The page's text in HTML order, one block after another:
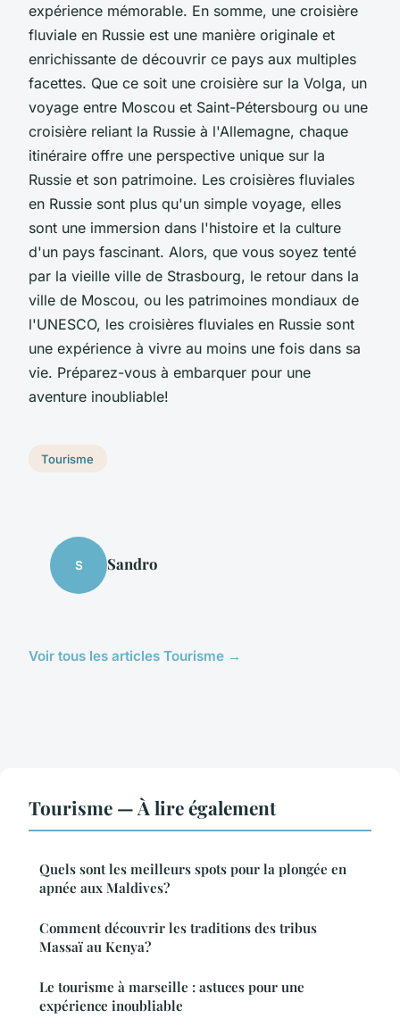
expérience mémorable. En somme, une croisière
fluviale en Russie est une manière originale et
enrichissante de découvrir ce pays aux multiples
facettes. Que ce soit une croisière sur la Volga, un
voyage entre Moscou et Saint-Pétersbourg ou une
croisière reliant la Russie à l'Allemagne, chaque
itinéraire offre une perspective unique sur la
Russie et son patrimoine. Les croisières fluviales
en Russie sont plus qu'un simple voyage, elles
sont une immersion dans l'histoire et la culture
d'un pays fascinant. Alors, que vous soyez tenté
par la vieille ville de Strasbourg, le retour dans la
ville de Moscou, ou les patrimoines mondiaux de
l'UNESCO, les croisières fluviales en Russie sont
une expérience à vivre au moins une fois dans sa
vie. Préparez-vous à embarquer pour une
aventure inoubliable!
Tourisme
S Sandro
Voir tous les articles Tourisme →
Tourisme — À lire également
Quels sont les meilleurs spots pour la plongée en
apnée aux Maldives?
Comment découvrir les traditions des tribus
Massaï au Kenya?
Le tourisme à marseille : astuces pour une
expérience inoubliable